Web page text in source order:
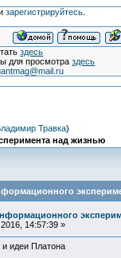
зарегистрируйтесь.
здесь
для просмотраздесь
Травка)
над жизнью
14:57:39 »
и идеи Платона